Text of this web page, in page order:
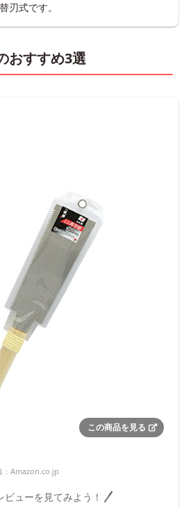
刃式です。
おすすめ3選
この商品を見る
Amazon.co.jp
ビューを見てみよう！